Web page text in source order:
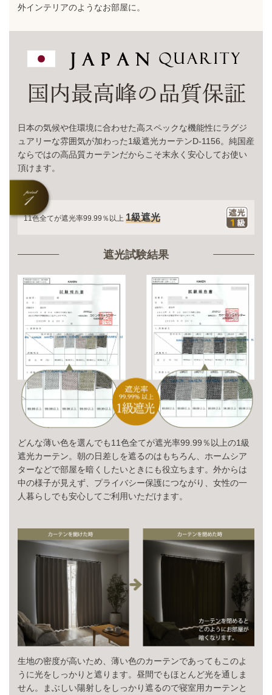
外インテリアのようなお部屋に。
日本の気候や住環境に合わせた高スペックな機能性にラグジ
ュアリーな雰囲気が加わった1級遮光カーテンD-1156。純国産
ならではの高品質カーテンだからこそ末永く安心してお使い
頂けます。
11色全てが遮光率99.99％以上 1級遮光
遮光試験結果
どんな薄い色を選んでも11色全てが遮光率99.99％以上の1級
遮光カーテン。朝の日差しを遮るのはもちろん、ホームシア
ターなどで部屋を暗くしたいときにも役立ちます。外からは
中の様子が見えず、プライバシー保護につながり、女性の一
人暮らしでも安心してご利用いただけます。
生地の密度が高いため、薄い色のカーテンであってもこのよ
うに光をしっかりと遮ります。昼間でもほとんど光を通しま
せん。まぶしい陽射しをしっかり遮るので寝室用カーテンと